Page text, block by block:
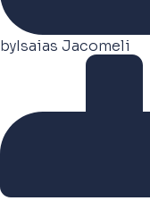
byIsaias Jacomeli